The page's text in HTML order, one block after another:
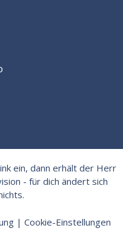
ein, dann erhält der Herr
- für dich ändert sich
| Cookie-Einstellungen